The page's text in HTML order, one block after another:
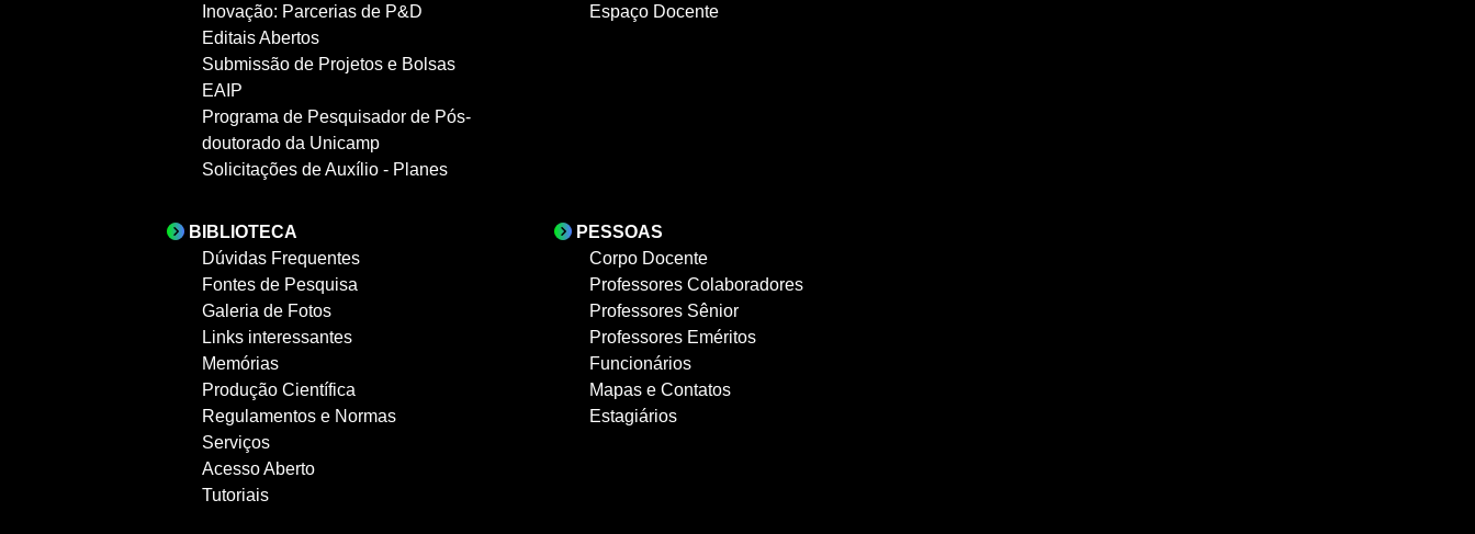
Inovação: Parcerias de P&D
Editais Abertos
Submissão de Projetos e Bolsas
EAIP
Programa de Pesquisador de Pós-
doutorado da Unicamp
Solicitações de Auxílio - Planes
Espaço Docente
BIBLIOTECA
Dúvidas Frequentes
Fontes de Pesquisa
Galeria de Fotos
Links interessantes
Memórias
Produção Científica
Regulamentos e Normas
Serviços
Acesso Aberto
Tutoriais
PESSOAS
Corpo Docente
Professores Colaboradores
Professores Sênior
Professores Eméritos
Funcionários
Mapas e Contatos
Estagiários